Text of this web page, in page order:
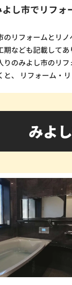
し市でリフォ
のリフォームとリノ
期なども記載してあ
りのみよし市のリ
と、 リフォーム・
みよ